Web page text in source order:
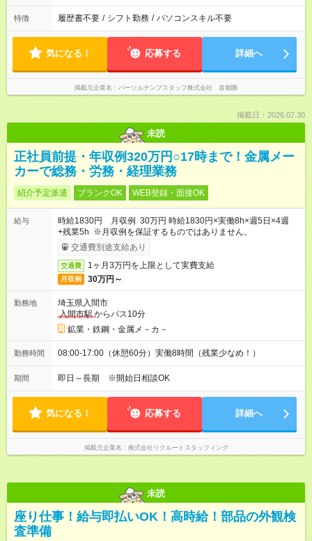
特徴 履歴書不要 / シフト勤務 / パソコンスキル不要
気になる！ 応募する 詳細へ
掲載元企業名 パーソルテンプスタッフ株式会社 首都圏
掲載日：2026.07.30
未読
正社員前提・年収例320万円○17時まで！金属メー
カーで総務・労務・経理業務
紹介予定派遣 ブランクOK WEB登録・面接OK
給与
時給1830円 月収例 30万円 時給1830円×実働8h×週5日×4週
+残業5h ※月収例を保証するものではありません。
交通費別途支給あり
交通費 1ヶ月3万円を上限として実費支給
月収例 30万円～
勤務地
埼玉県入間市
入間市駅からバス10分
鉱業・鉄鋼・金属メ－カ－
勤務時間 08:00-17:00（休憩60分）実働8時間（残業少なめ！）
期間 即日～長期 ※開始日相談OK
気になる！ 応募する 詳細へ
掲載元企業名 株式会社リクルートスタッフィング
未読
座り仕事！給与即払いOK！高時給！部品の外観検
査準備